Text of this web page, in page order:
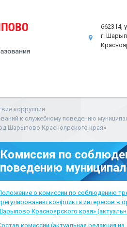
662314,
г.
коррупции
к служебному поведению
Шарыпово Красноярского края»
Комиссия по
поведению
о комиссии по соблюдению
конфликта интересов в
Красноярского края»
комиссии (актуальная редакция на